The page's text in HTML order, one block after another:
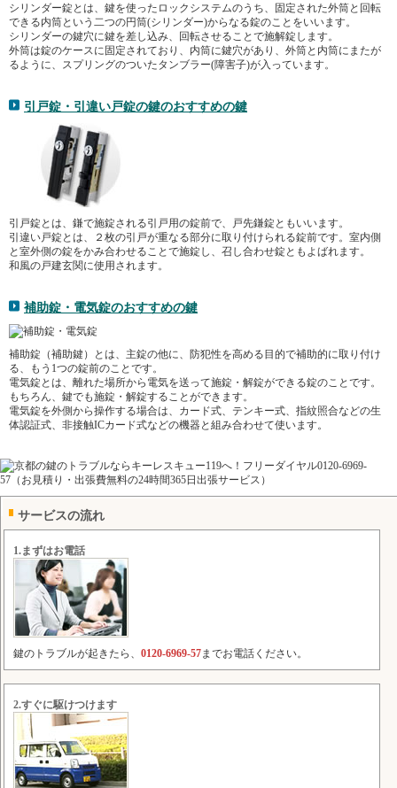
シリンダー錠とは、鍵を使ったロックシステムのうち、固定された外筒と回転
できる内筒という二つの円筒(シリンダー)からなる錠のことをいいます。
シリンダーの鍵穴に鍵を差し込み、回転させることで施解錠します。
外筒は錠のケースに固定されており、内筒に鍵穴があり、外筒と内筒にまたが
るように、スプリングのついたタンブラー(障害子)が入っています。
引戸錠・引違い戸錠の鍵のおすすめの鍵
引戸錠とは、鎌で施錠される引戸用の錠前で、戸先鎌錠ともいいます。
引違い戸錠とは、２枚の引戸が重なる部分に取り付けられる錠前です。室内側
と室外側の錠をかみ合わせることで施錠し、召し合わせ錠ともよばれます。
和風の戸建玄関に使用されます。
補助錠・電気錠のおすすめの鍵
補助錠（補助鍵）とは、主錠の他に、防犯性を高める目的で補助的に取り付け
る、もう1つの錠前のことです。
電気錠とは、離れた場所から電気を送って施錠・解錠ができる錠のことです。
もちろん、鍵でも施錠・解錠することができます。
電気錠を外側から操作する場合は、カード式、テンキー式、指紋照合などの生
体認証式、非接触ICカード式などの機器と組み合わせて使います。
サービスの流れ
1.まずはお電話
鍵のトラブルが起きたら、 0120-6969-57までお電話ください。
2.すぐに駆けつけます